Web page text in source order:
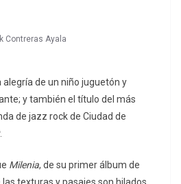
Contreras Ayala
de un niño juguetón y
y también el título del más
de jazz rock de Ciudad de
.
Milenia, de su primer álbum de